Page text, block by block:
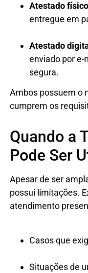
Atestado
entregue em
Atestado
enviado por
segura.
Ambos possuem o
cumprem os
Quando a
Pode Ser
Apesar de ser
possui limitações.
atendimento
Casos que
Situações de